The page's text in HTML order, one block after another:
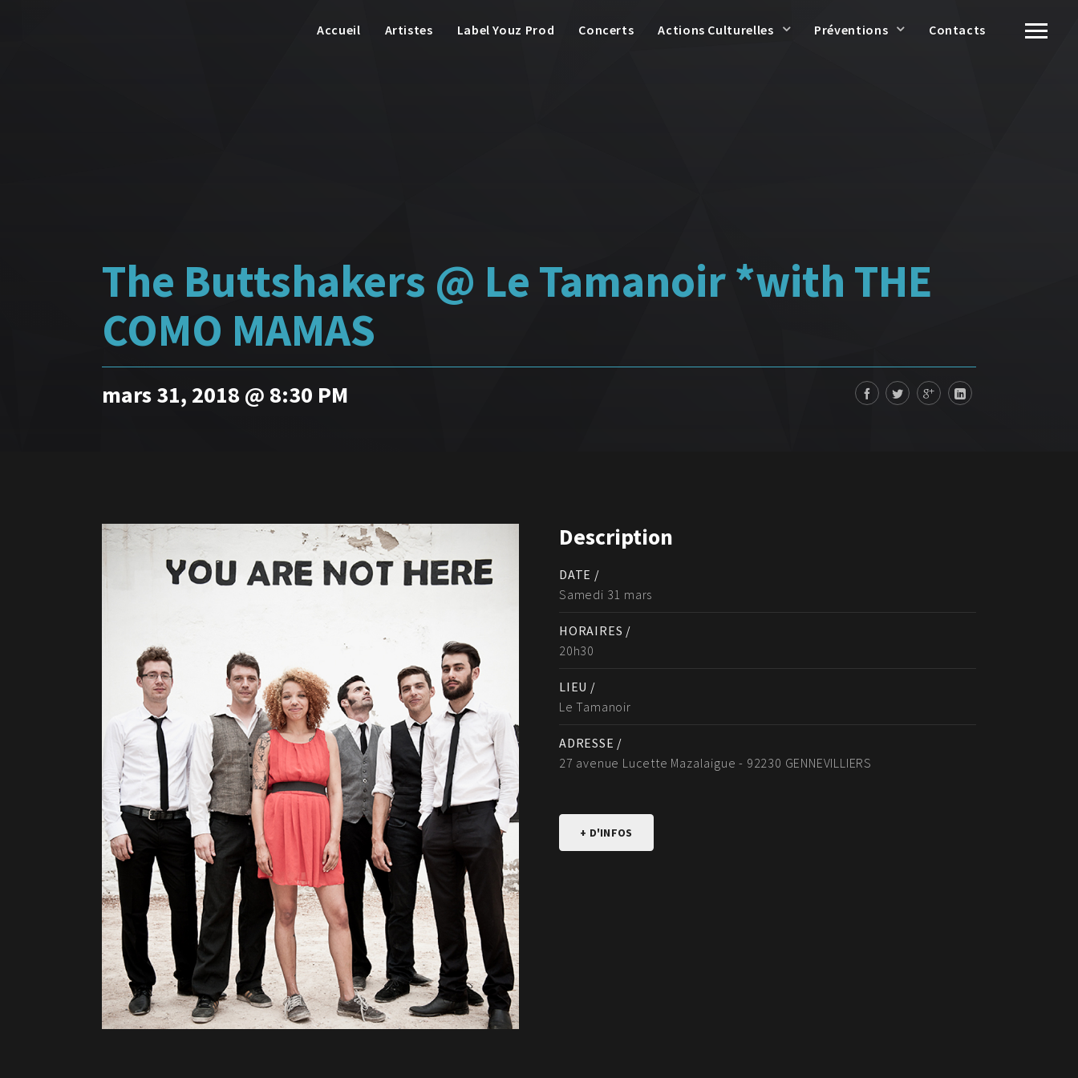
Accueil Artistes Label Youz Prod Concerts Actions Culturelles Préventions Contacts
The Buttshakers @ Le Tamanoir *with THE
COMO MAMAS
mars 31, 2018 @ 8:30 PM
Description
DATE /
Samedi 31 mars
HORAIRES /
20h30
LIEU /
Le Tamanoir
ADRESSE /
27 avenue Lucette Mazalaigue - 92230 GENNEVILLIERS
+ D'INFOS